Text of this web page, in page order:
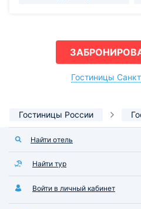
Гостиницы
Гостиницы России
Найти отель
Найти тур
Войти в личный кабинет